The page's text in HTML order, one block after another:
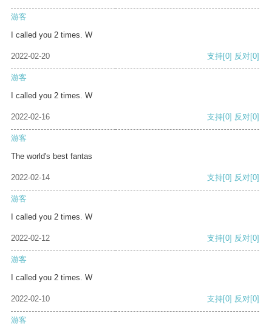
游客
I called you 2 times. W
2022-02-20 支持[0] 反对[0]
游客
I called you 2 times. W
2022-02-16 支持[0] 反对[0]
游客
The world's best fantas
2022-02-14 支持[0] 反对[0]
游客
I called you 2 times. W
2022-02-12 支持[0] 反对[0]
游客
I called you 2 times. W
2022-02-10 支持[0] 反对[0]
游客